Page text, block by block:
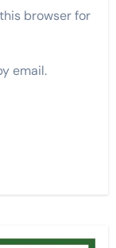
browser for
email.